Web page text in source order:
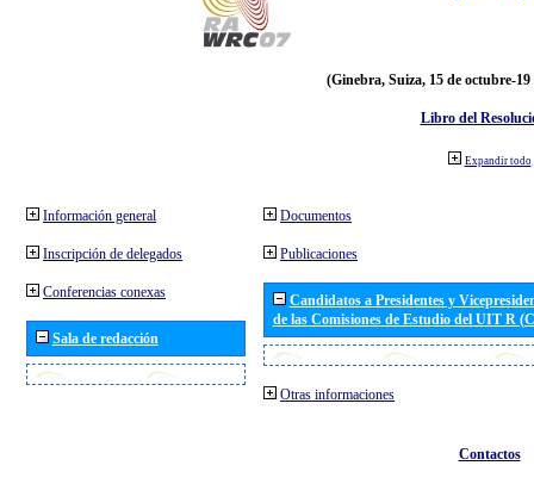
(Ginebra, Suiza, 15 de octubre-19
Libro del
Expandir todo
Información general
Inscripción de delegados
Conferencias conexas
Sala de redacción
Documentos
Publicaciones
Candidatos a Presidentes y
de las Comisiones de Estudio del UIT R
Otras informaciones
Contactos